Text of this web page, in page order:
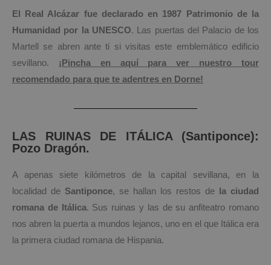
El Real Alcázar fue declarado en 1987 Patrimonio de la
Humanidad por la UNESCO. Las puertas del Palacio de los
Martell se abren ante ti si visitas este emblemático edificio
sevillano. ¡Pincha en aquí para ver nuestro tour
recomendado para que te adentres en Dorne!
LAS RUINAS DE ITÁLICA (Santiponce):
Pozo Dragón.
A apenas siete kilómetros de la capital sevillana, en la
localidad de Santiponce, se hallan los restos de
la ciudad
romana de Itálica. Sus ruinas y las de su anfiteatro romano
nos abren la puerta a mundos lejanos, uno en el que Itálica era
la primera ciudad romana de Hispania.